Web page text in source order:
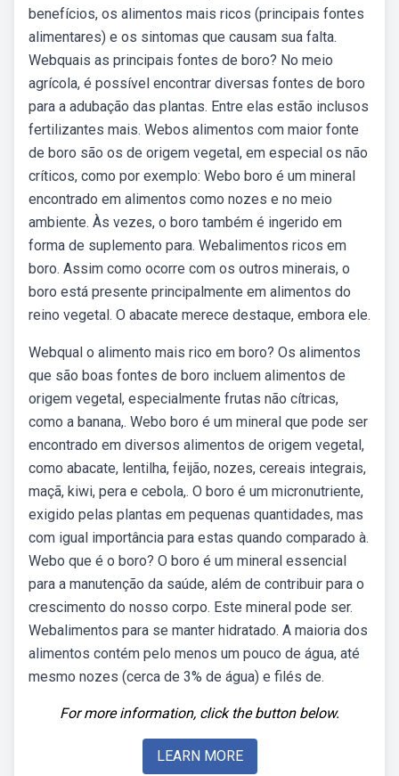
benefícios, os alimentos mais ricos (principais fontes
alimentares) e os sintomas que causam sua falta.
Webquais as principais fontes de boro? No meio
agrícola, é possível encontrar diversas fontes de boro
para a adubação das plantas. Entre elas estão inclusos
fertilizantes mais. Webos alimentos com maior fonte
de boro são os de origem vegetal, em especial os não
críticos, como por exemplo: Webo boro é um mineral
encontrado em alimentos como nozes e no meio
ambiente. Às vezes, o boro também é ingerido em
forma de suplemento para. Webalimentos ricos em
boro. Assim como ocorre com os outros minerais, o
boro está presente principalmente em alimentos do
reino vegetal. O abacate merece destaque, embora ele.
Webqual o alimento mais rico em boro? Os alimentos
que são boas fontes de boro incluem alimentos de
origem vegetal, especialmente frutas não cítricas,
como a banana,. Webo boro é um mineral que pode ser
encontrado em diversos alimentos de origem vegetal,
como abacate, lentilha, feijão, nozes, cereais integrais,
maçã, kiwi, pera e cebola,. O boro é um micronutriente,
exigido pelas plantas em pequenas quantidades, mas
com igual importância para estas quando comparado à.
Webo que é o boro? O boro é um mineral essencial
para a manutenção da saúde, além de contribuir para o
crescimento do nosso corpo. Este mineral pode ser.
Webalimentos para se manter hidratado. A maioria dos
alimentos contém pelo menos um pouco de água, até
mesmo nozes (cerca de 3% de água) e filés de.
For more information, click the button below.
LEARN MORE